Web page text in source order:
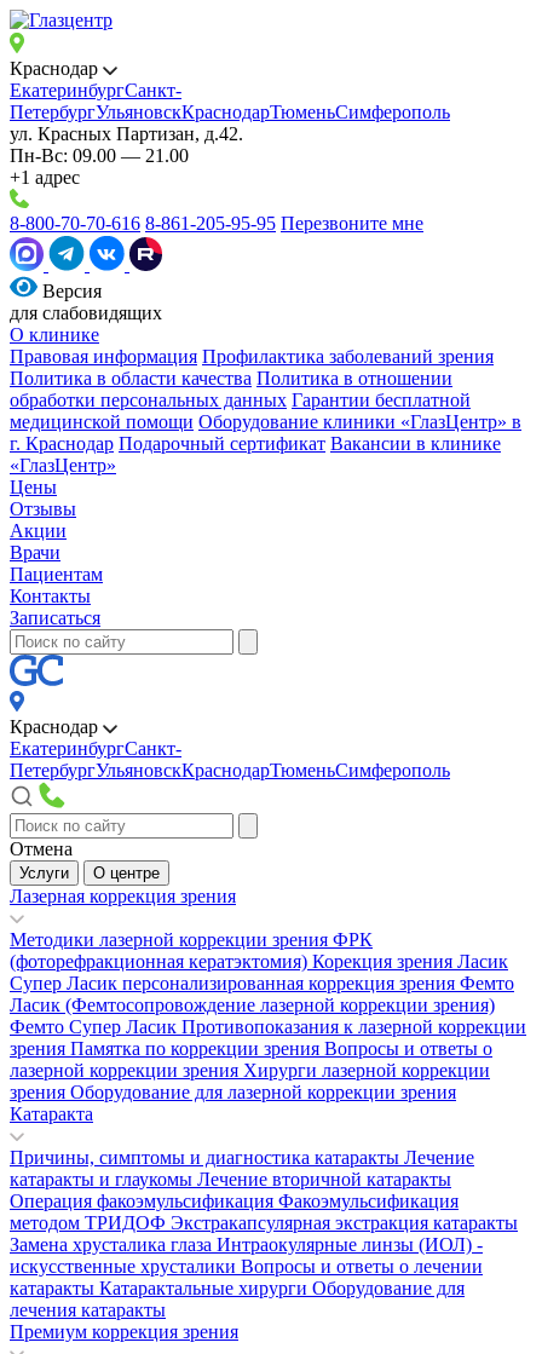
Краснодар
ЕкатеринбургСанкт-
ПетербургУльяновскКраснодарТюменьСимферополь
ул. Красных Партизан, д.42.
Пн-Вс: 09.00 — 21.00
+1 адрес
8-800-70-70-616 8-861-205-95-95 Перезвоните мне
Версия
для слабовидящих
О клинике
Правовая информация Профилактика заболеваний зрения
Политика в области качества Политика в отношении
обработки персональных данных Гарантии бесплатной
медицинской помощи Оборудование клиники «ГлазЦентр» в
г. Краснодар Подарочный сертификат Вакансии в клинике
«ГлазЦентр»
Цены
Отзывы
Акции
Врачи
Пациентам
Контакты
Записаться
Краснодар
ЕкатеринбургСанкт-
ПетербургУльяновскКраснодарТюменьСимферополь
Отмена
Услуги О центре
Лазерная коррекция зрения
Методики лазерной коррекции зрения ФРК
(фоторефракционная кератэктомия) Корекция зрения Ласик
Супер Ласик персонализированная коррекция зрения Фемто
Ласик (Фемтосопровождение лазерной коррекции зрения)
Фемто Супер Ласик Противопоказания к лазерной коррекции
зрения Памятка по коррекции зрения Вопросы и ответы о
лазерной коррекции зрения Хирурги лазерной коррекции
зрения Оборудование для лазерной коррекции зрения
Катаракта
Причины, симптомы и диагностика катаракты Лечение
катаракты и глаукомы Лечение вторичной катаракты
Операция факоэмульсификация Факоэмульсификация
методом ТРИДОФ Экстракапсулярная экстракция катаракты
Замена хрусталика глаза Интраокулярные линзы (ИОЛ) -
искусственные хрусталики Вопросы и ответы о лечении
катаракты Катарактальные хирурги Оборудование для
лечения катаракты
Премиум коррекция зрения